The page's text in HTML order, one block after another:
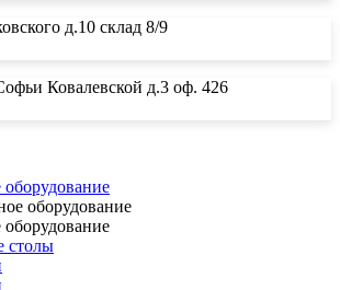
д.10 склад 8/9
Ковалевской д.3 оф. 426
оборудование
столы